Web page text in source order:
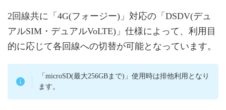
2回線共に「4G(フォージー)」対応の「DSDV(デュ
アルSIM・デュアルVoLTE)」仕様によって、利用目
的に応じて各回線への切替が可能となっています。
「microSD(最大256GBまで)」使用時は排他利用となり
ます。